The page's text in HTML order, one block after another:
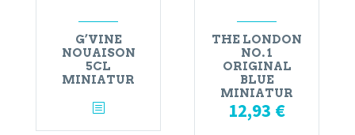
G’VINE
NOUAISON
5CL
MINIATUR
THE LONDON
NO. 1
ORIGINAL
BLUE
MINIATUR
12,93 €